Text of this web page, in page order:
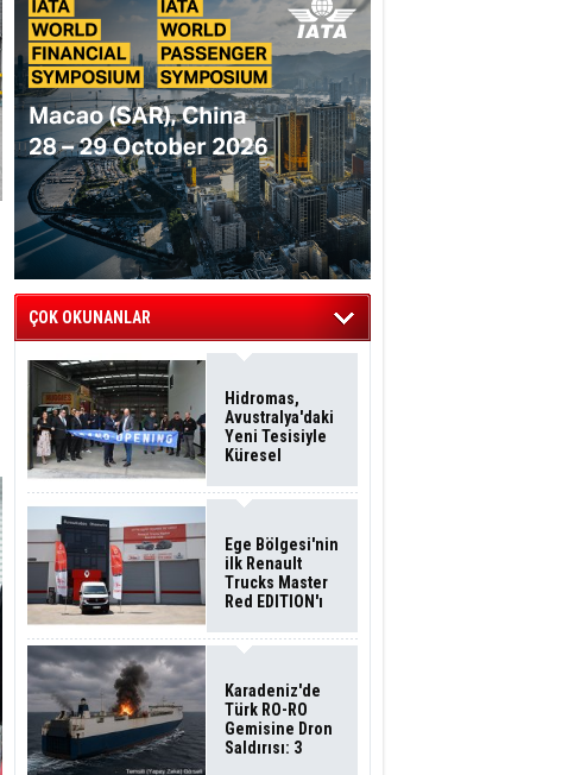
ÇOK OKUNANLAR
Hidromas,
Avustralya'daki
Yeni Tesisiyle
Küresel
Sürdürüyor
Ege Bölgesi'nin
ilk Renault
Trucks Master
Red EDITION'ı
Filosuna Katıldı
Karadeniz'de
Türk RO-RO
Gemisine Dron
Saldırısı: 3